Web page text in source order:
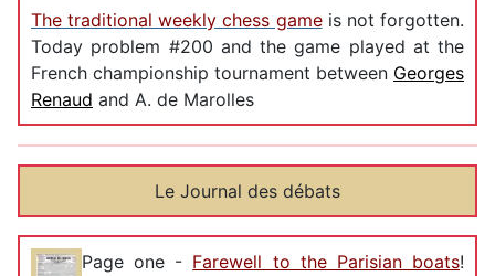
The traditional weekly chess gameis not forgotten.
Today problem #200 and the game played at the
French championship tournament between Georges
Renaud and A. de Marolles
Le Journal des débats
Page one - Farewell to the Parisian boats!